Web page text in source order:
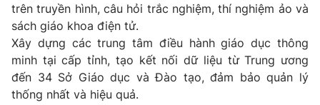
trên truyền hình, câu hỏi trắc nghiệm, thí nghiệm ảo và
sách giáo khoa điện tử.
Xây dựng các trung tâm điều hành giáo dục thông
minh tại cấp tỉnh, tạo kết nối dữ liệu từ Trung ương
đến 34 Sở Giáo dục và Đào tạo, đảm bảo quản lý
thống nhất và hiệu quả.